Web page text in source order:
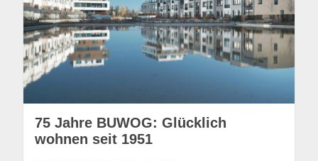
75 Jahre BUWOG: Glücklich
wohnen seit 1951